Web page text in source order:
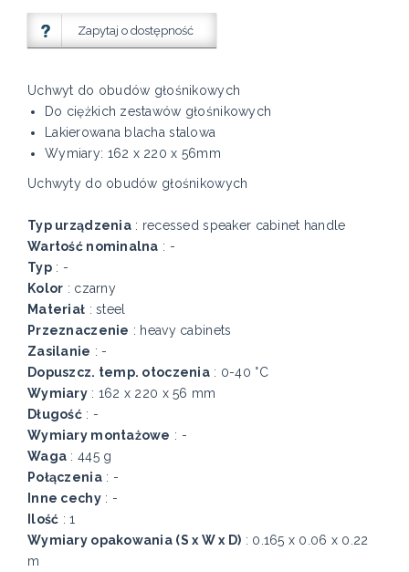
Zapytaj o dostępność
Uchwyt do obudów głośnikowych
Do ciężkich zestawów głośnikowych
Lakierowana blacha stalowa
Wymiary: 162 x 220 x 56mm
Uchwyty do obudów głośnikowych
Typ urządzenia: recessed speaker cabinet handle
Wartość nominalna : -
Typ: -
Kolor : czarny
Materiał : steel
Przeznaczenie : heavy cabinets
Zasilanie : -
Dopuszcz. temp. otoczenia : 0-40 °C
Wymiary: 162 x 220 x 56 mm
Długość: -
Wymiary montażowe : -
Waga : 445 g
Połączenia: -
Inne cechy: -
Ilość : 1
Wymiary opakowania (S x W x D) : 0.165 x 0.06 x 0.22
m